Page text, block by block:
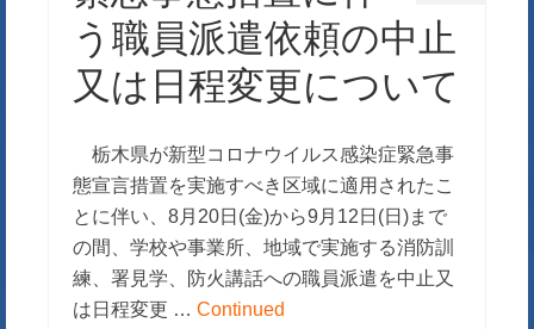
う職員派遣依頼の中止
又は日程変更について
栃木県が新型コロナウイルス感染症緊急事
態宣言措置を実施すべき区域に適用されたこ
とに伴い、8月20日(金)から9月12日(日)まで
の間、学校や事業所、地域で実施する消防訓
練、署見学、防火講話への職員派遣を中止又
は日程変更 … Continued